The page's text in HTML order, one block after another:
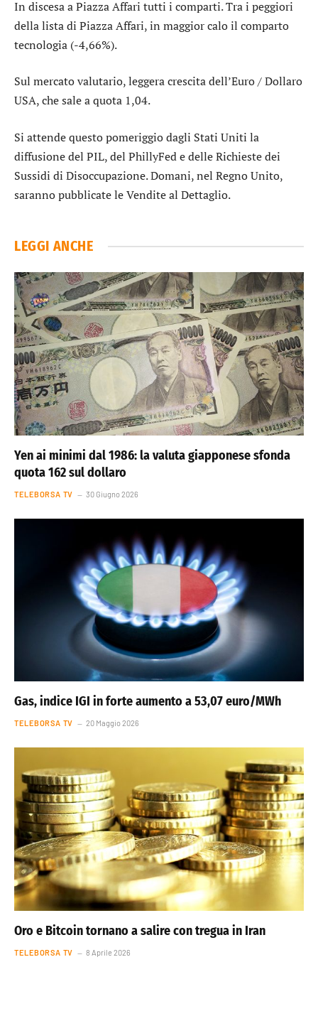
In discesa a Piazza Affari tutti i comparti. Tra i peggiori
della lista di Piazza Affari, in maggior calo il comparto
tecnologia (-4,66%).
Sul mercato valutario, leggera crescita dell’Euro / Dollaro
USA, che sale a quota 1,04.
Si attende questo pomeriggio dagli Stati Uniti la
diffusione del PIL, del PhillyFed e delle Richieste dei
Sussidi di Disoccupazione. Domani, nel Regno Unito,
saranno pubblicate le Vendite al Dettaglio.
LEGGI ANCHE
Yen ai minimi dal 1986: la valuta giapponese sfonda
quota 162 sul dollaro
TELEBORSA TV 30 Giugno 2026
Gas, indice IGI in forte aumento a 53,07 euro/MWh
TELEBORSA TV 20 Maggio 2026
Oro e Bitcoin tornano a salire con tregua in Iran
TELEBORSA TV 8 Aprile 2026